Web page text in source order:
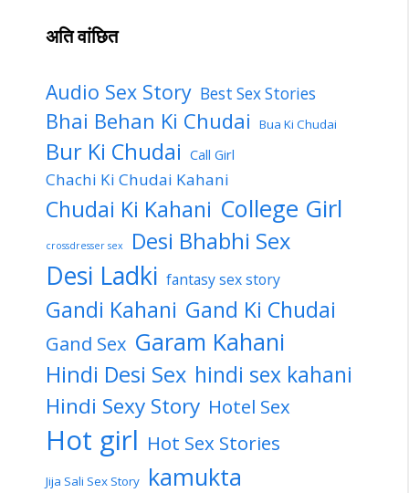
अति वांछित
Audio Sex Story Best Sex Stories
Bhai Behan Ki Chudai Bua Ki Chudai
Bur Ki Chudai Call Girl
Chachi Ki Chudai Kahani
Chudai Ki Kahani College Girl
crossdresser sex Desi Bhabhi Sex
Desi Ladki fantasy sex story
Gandi Kahani Gand Ki Chudai
Gand Sex Garam Kahani
Hindi Desi Sex hindi sex kahani
Hindi Sexy Story Hotel Sex
Hot girl Hot Sex Stories
Jija Sali Sex Story kamukta